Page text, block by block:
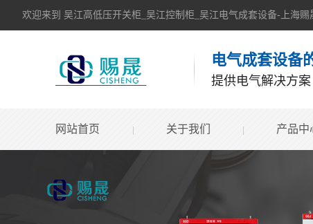
欢迎来到 吴江高低压开关柜_吴江控制柜_吴江电气成套设备-上海赐
电气成套设备
提供电气解决方案
网站首页 关于我们 产品中